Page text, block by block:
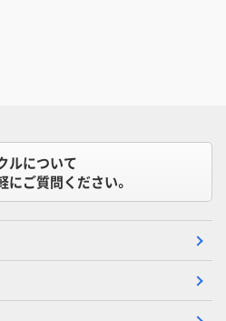
ルについて
にご質問ください。